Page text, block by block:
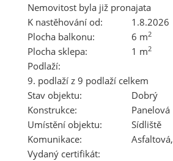
Nemovitost byla již pronajata
K nastěhování od:
1.8.2026
Plocha balkonu:
6 m2
Plocha sklepa: 1 m2
Podlaží:
9. podlaží z 9 podlaží celkem
Stav objektu:
Dobrý
Konstrukce:
Panelová
Umístění objektu:
Sídliště
Komunikace:
Asfaltová,
Vydaný certifikát: